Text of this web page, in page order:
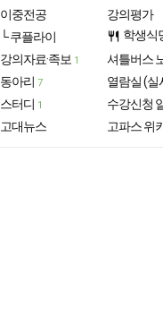
이중전공
└ 쿠플라이
강의자료·족보 1
동아리 7
스터디 1
고대뉴스
강의평가
restaurant 학생식
셔틀버스
열람실 (실
수강신청
고파스 위